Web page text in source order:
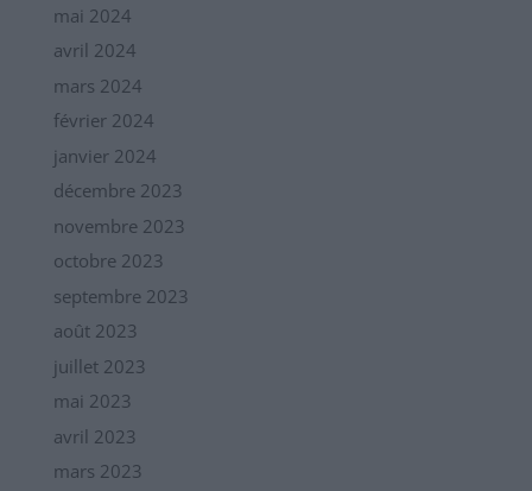
mai 2024
avril 2024
mars 2024
février 2024
janvier 2024
décembre 2023
novembre 2023
octobre 2023
septembre 2023
août 2023
juillet 2023
mai 2023
avril 2023
mars 2023